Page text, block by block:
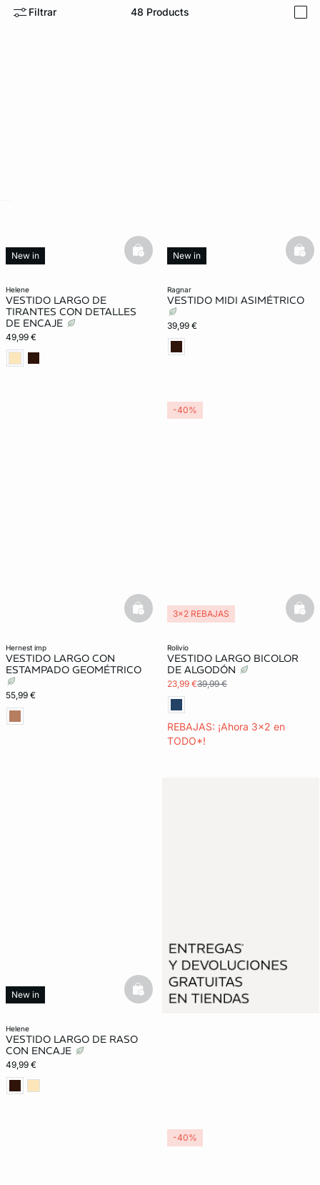
Filtrar 48 Products
helene
VESTIDO LARGO DE
TIRANTES CON DETALLES
DE ENCAJE
49,99 €
New in basketfull
ragnar
VESTIDO MIDI ASIMÉTRICO
39,99 €
New in
hernest imp
VESTIDO LARGO CON
ESTAMPADO GEOMÉTRICO
55,99 €
basketfull
rolivio
VESTIDO LARGO BICOLOR
DE ALGODÓN
23,99 €39,99 €
REBAJAS: ¡Ahora 3x2 en
TODO*!
3x2 REBAJAS
-40%
helene
VESTIDO LARGO DE RASO
CON ENCAJE
49,99 €
New in basketfull
-40%